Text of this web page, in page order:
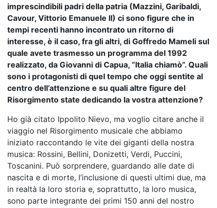
imprescindibili padri della patria (Mazzini, Garibaldi,
Cavour, Vittorio Emanuele II) ci sono figure che in
tempi recenti hanno incontrato un ritorno di
interesse, è il caso, fra gli altri, di Goffredo Mameli sul
quale avete trasmesso un programma del 1992
realizzato, da Giovanni di Capua, “Italia chiamò”. Quali
sono i protagonisti di quel tempo che oggi sentite al
centro dell’attenzione e su quali altre figure del
Risorgimento state dedicando la vostra attenzione?
Ho già citato Ippolito Nievo, ma voglio citare anche il
viaggio nel Risorgimento musicale che abbiamo
iniziato raccontando le vite dei giganti della nostra
musica: Rossini, Bellini, Donizetti, Verdi, Puccini,
Toscanini. Può sorprendere, guardando alle date di
nascita e di morte, l’inclusione di questi ultimi due, ma
in realtà la loro storia e, soprattutto, la loro musica,
sono parte integrante dei primi 150 anni del nostro